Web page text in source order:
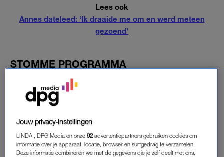
Lees ook
Annes dateleed: ‘Ik draaide me om en werd meteen
gezoend’
STOMME PROGRAMMA
‘Zoals waarschijnlijk voor velen herkenbaar, had ik Tinder
maar weer eens gedownload. Wat is het toch met dat stomme
programma? Ik kreeg contact met een jongen van 29 jaar. Het
verteld. Na heel wat avonden kletsen, besloten we wat af te
spreken. Ik had (expres) een eettentje bij mij om de hoek
voorgesteld want ik ken daar de eigenaar en daar voel ik me
Jouw privacy-instellingen
LINDA., DPG Media en onze92 advertentiepartners gebruiken cookies om
informatie over je apparaat, locatie, browser en surfgedrag te verzamelen.
Deze informatie combineren we met de gegevens die je zelf deelt met ons,